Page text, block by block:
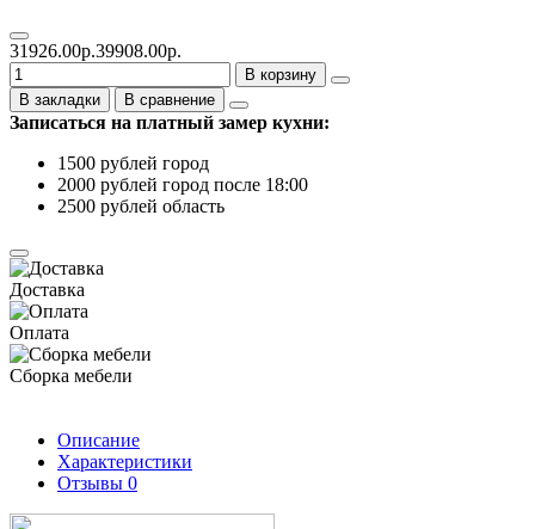
31926.00р.39908.00р.
В корзину
В закладки
В сравнение
Записаться на платный замер кухни:
1500 рублей город
2000 рублей город после 18:00
2500 рублей область
Доставка
Оплата
Сборка мебели
Описание
Характеристики
Отзывы 0